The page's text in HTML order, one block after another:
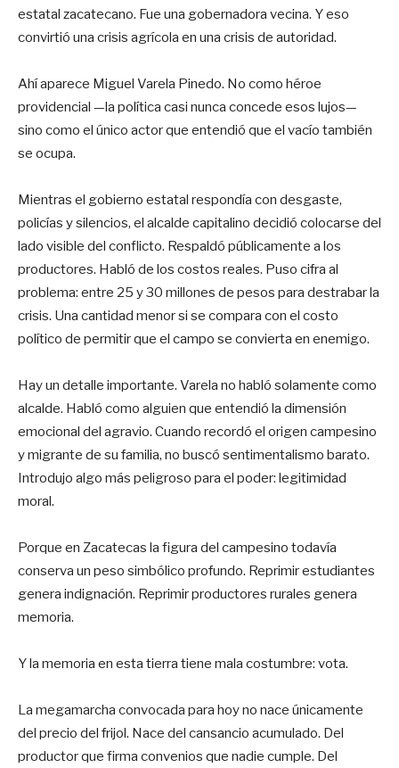
estatal zacatecano. Fue una gobernadora vecina. Y eso
convirtió una crisis agrícola en una crisis de autoridad.
Ahí aparece Miguel Varela Pinedo. No como héroe
providencial —la política casi nunca concede esos lujos—
sino como el único actor que entendió que el vacío también
se ocupa.
Mientras el gobierno estatal respondía con desgaste,
policías y silencios, el alcalde capitalino decidió colocarse del
lado visible del conflicto. Respaldó públicamente a los
productores. Habló de los costos reales. Puso cifra al
problema: entre 25 y 30 millones de pesos para destrabar la
crisis. Una cantidad menor si se compara con el costo
político de permitir que el campo se convierta en enemigo.
Hay un detalle importante. Varela no habló solamente como
alcalde. Habló como alguien que entendió la dimensión
emocional del agravio. Cuando recordó el origen campesino
y migrante de su familia, no buscó sentimentalismo barato.
Introdujo algo más peligroso para el poder: legitimidad
moral.
Porque en Zacatecas la figura del campesino todavía
conserva un peso simbólico profundo. Reprimir estudiantes
genera indignación. Reprimir productores rurales genera
memoria.
Y la memoria en esta tierra tiene mala costumbre: vota.
La megamarcha convocada para hoy no nace únicamente
del precio del frijol. Nace del cansancio acumulado. Del
productor que firma convenios que nadie cumple. Del